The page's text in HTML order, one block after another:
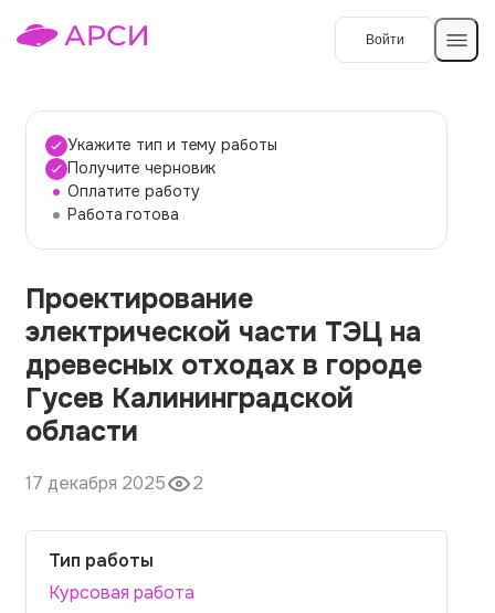
Войти
Темы работ
О сервисе
О компании
Наши гарантии
Порядок оплаты
Вопросы и ответы
Отзывы
Контакты
Укажите тип и тему работы
Получите черновик
Оплатите работу
Работа готова
Проектирование
электрической части ТЭЦ на
древесных отходах в городе
Гусев Калининградской
области
17 декабря 2025 2
Тип работы
Курсовая работа